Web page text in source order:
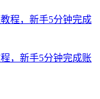
，新手5分钟完成账